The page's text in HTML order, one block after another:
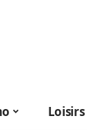
Loisirs